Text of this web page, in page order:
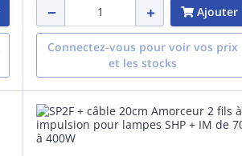
Ajouter
Connectez-vous pour voir vos prix
et les stocks